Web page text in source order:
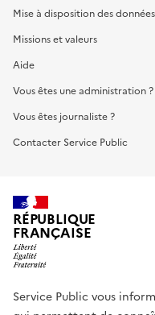
Mise à disposition des données
Missions et valeurs
Aide
Vous êtes une administration ?
Vous êtes journaliste ?
Contacter Service Public
RÉPUBLIQUE
FRANÇAISE
Service Public vous